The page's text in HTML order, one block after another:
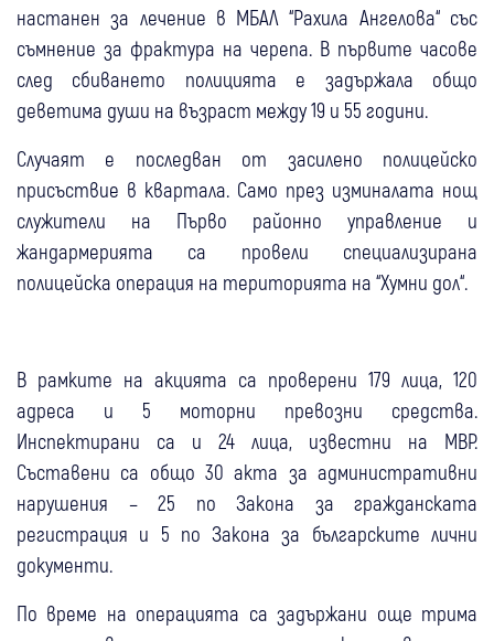
настанен за лечение в МБАЛ “Рахила Ангелова“ със
съмнение за фрактура на черепа. В първите часове
след сбиването полицията е задържала общо
деветима души на възраст между 19 и 55 години.
Случаят е последван от засилено полицейско
присъствие в квартала. Само през изминалата нощ
служители на Първо районно управление и
жандармерията са провели специализирана
полицейска операция на територията на “Хумни дол“.
В рамките на акцията са проверени 179 лица, 120
адреса и 5 моторни превозни средства.
Инспектирани са и 24 лица, известни на МВР.
Съставени са общо 30 акта за административни
нарушения – 25 по Закона за гражданската
регистрация и 5 по Закона за българските лични
документи.
По време на операцията са задържани още трима